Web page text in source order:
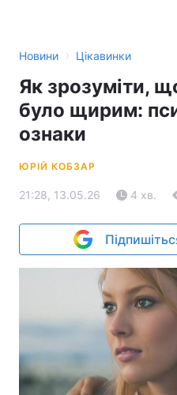
Новини › Цікавинки
Як зрозуміти,
було щирим:
ознаки
ЮРІЙ КОБЗАР
21:28, 13.05.26 4 хв.